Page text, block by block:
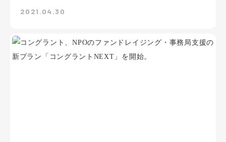
2021.04.30